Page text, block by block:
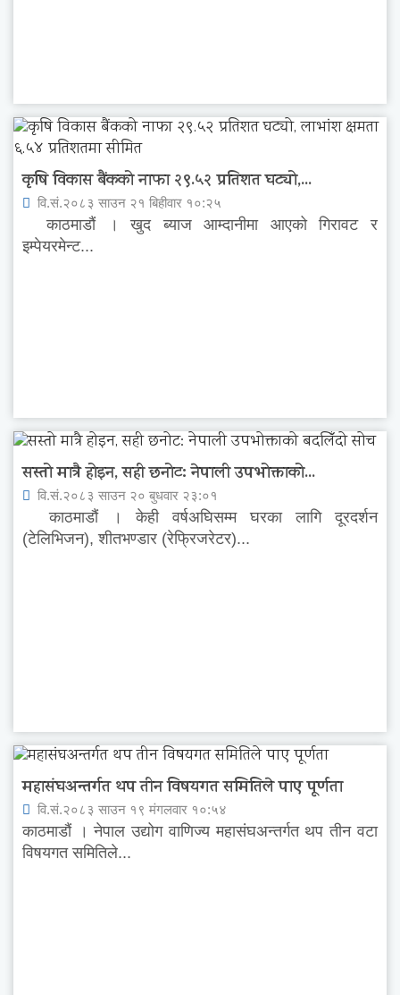
कृषि विकास बैंकको नाफा २९.५२ प्रतिशत घट्यो,...
वि.सं.२०८३ साउन २१ बिहीवार १०:२५
काठमाडौं । खुद ब्याज आम्दानीमा आएको गिरावट र
इम्पेयरमेन्ट...
सस्तो मात्रै होइन, सही छनोट: नेपाली उपभोक्ताको...
वि.सं.२०८३ साउन २० बुधवार २३:०१
काठमाडौं । केही वर्षअघिसम्म घरका लागि दूरदर्शन
(टेलिभिजन), शीतभण्डार (रेफ्रिजरेटर)...
महासंघअन्तर्गत थप तीन विषयगत समितिले पाए पूर्णता
वि.सं.२०८३ साउन १९ मंगलवार १०:५४
काठमाडौं । नेपाल उद्योग वाणिज्य महासंघअन्तर्गत थप तीन वटा
विषयगत समितिले...